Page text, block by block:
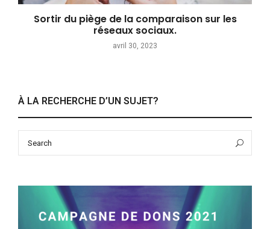
Sortir du piège de la comparaison sur les
réseaux sociaux.
avril 30, 2023
À LA RECHERCHE D’UN SUJET?